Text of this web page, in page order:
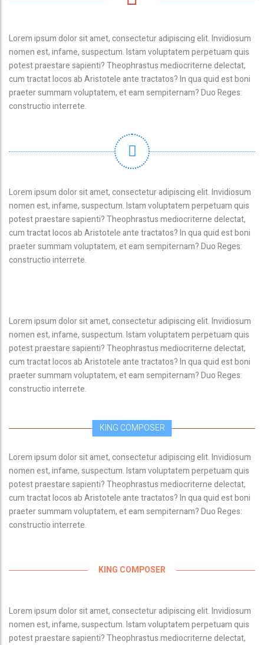
Lorem ipsum dolor sit amet, consectetur adipiscing elit. Invidiosum
nomen est, infame, suspectum. Istam voluptatem perpetuam quis
potest praestare sapienti? Theophrastus mediocriterne delectat,
cum tractat locos ab Aristotele ante tractatos? In qua quid est boni
praeter summam voluptatem, et eam sempiternam? Duo Reges:
constructio interrete.
Lorem ipsum dolor sit amet, consectetur adipiscing elit. Invidiosum
nomen est, infame, suspectum. Istam voluptatem perpetuam quis
potest praestare sapienti? Theophrastus mediocriterne delectat,
cum tractat locos ab Aristotele ante tractatos? In qua quid est boni
praeter summam voluptatem, et eam sempiternam? Duo Reges:
constructio interrete.
Lorem ipsum dolor sit amet, consectetur adipiscing elit. Invidiosum
nomen est, infame, suspectum. Istam voluptatem perpetuam quis
potest praestare sapienti? Theophrastus mediocriterne delectat,
cum tractat locos ab Aristotele ante tractatos? In qua quid est boni
praeter summam voluptatem, et eam sempiternam? Duo Reges:
constructio interrete.
KING COMPOSER
Lorem ipsum dolor sit amet, consectetur adipiscing elit. Invidiosum
nomen est, infame, suspectum. Istam voluptatem perpetuam quis
potest praestare sapienti? Theophrastus mediocriterne delectat,
cum tractat locos ab Aristotele ante tractatos? In qua quid est boni
praeter summam voluptatem, et eam sempiternam? Duo Reges:
constructio interrete.
KING COMPOSER
Lorem ipsum dolor sit amet, consectetur adipiscing elit. Invidiosum
nomen est, infame, suspectum. Istam voluptatem perpetuam quis
potest praestare sapienti? Theophrastus mediocriterne delectat,